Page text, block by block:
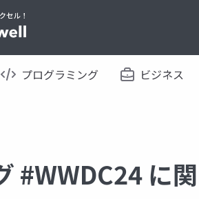
プログラミング ビジネス
#WWDC24 に